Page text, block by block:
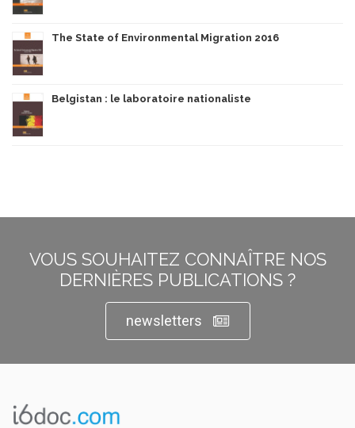
The State of Environmental Migration 2016
Belgistan : le laboratoire nationaliste
VOUS SOUHAITEZ CONNAÎTRE NOS
DERNIÈRES PUBLICATIONS ?
newsletters